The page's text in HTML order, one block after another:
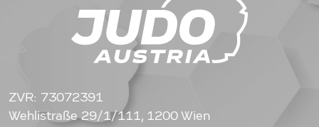
ZVR: 73072391
Wehlistraße 29/1/111, 1200 Wien